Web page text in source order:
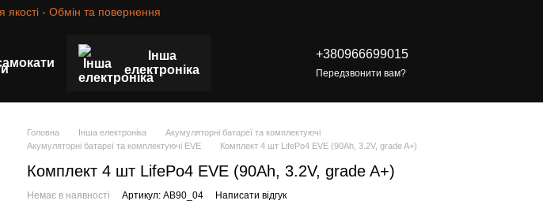
якості - Обмін та повернення
Інша
електроніка
+380966699015
Передзвонити вам?
Головна Інша електроніка
Акумуляторні батареї та комплектуючі
Акумуляторні батареї та комплектуючі EVE
Комплект 4 шт LifePo4 EVE (90Ah, 3.2V, grade A+)
Комплект 4 шт LifePo4 EVE (90Ah, 3.2V, grade A+)
Немає в наявності Артикул: AB90_04 Написати відгук